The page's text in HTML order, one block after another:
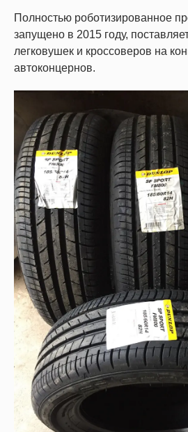
Полностью роботизированное
запущено в 2015 году,
легковушек и кроссоверов на
автоконцернов.